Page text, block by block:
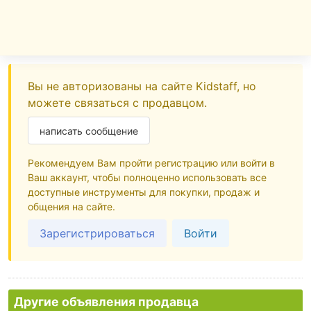
Вы не авторизованы на сайте Kidstaff, но
можете связаться с продавцом.
написать сообщение
Рекомендуем Вам пройти регистрацию или войти в
Ваш аккаунт, чтобы полноценно использовать все
доступные инструменты для покупки, продаж и
общения на сайте.
Зарегистрироваться Войти
Другие объявления продавца